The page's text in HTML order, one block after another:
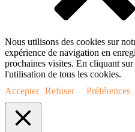
Nous utilisons des cookies sur
expérience de navigation en
prochaines visites. En cliquant
l'utilisation de tous les cookies.
Accepter Refuser Préférences